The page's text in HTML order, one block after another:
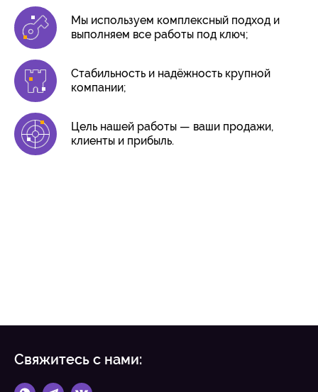
Мы используем комплексный подход и
выполняем все работы под ключ;
Стабильность и надёжность крупной
компании;
Цель нашей работы — ваши продажи,
клиенты и прибыль.
Свяжитесь с нами: